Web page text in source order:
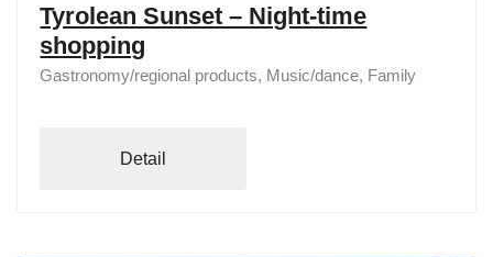
Tyrolean Sunset – Night-time
shopping
Gastronomy/regional products, Music/dance, Family
Detail